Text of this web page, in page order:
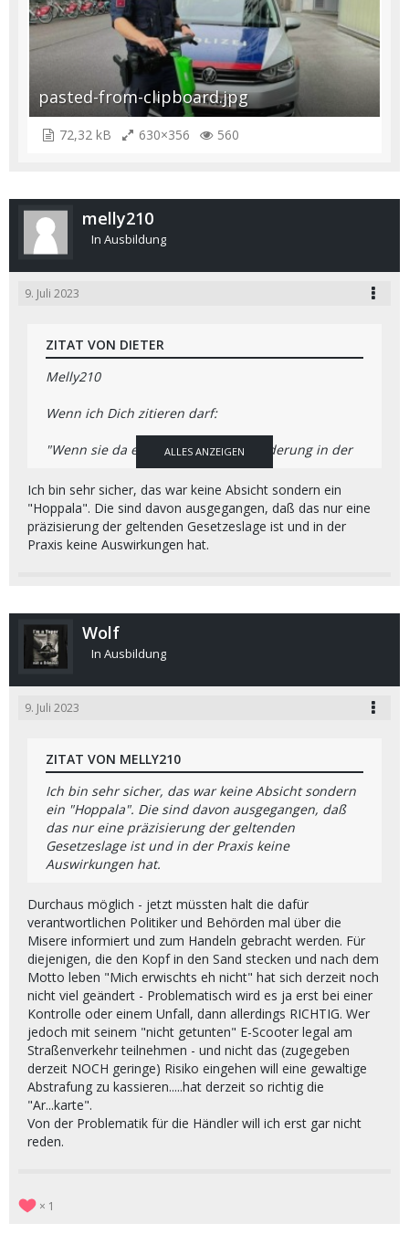
pasted-from-clipboard.jpg
72,32 kB 630×356 560
melly210
In Ausbildung
9. Juli 2023
ZITAT VON DIETER
Melly210
Wenn ich Dich zitieren darf:
"Wenn sie da eine fundamentale Änderung in der
Rechtsauslegung machen wollen, braucht das
entsprechende Ankündigungen, Vorlaufzeiten und
Übergangsfristen."
Und auch Mehrheitsrechtliche Beschlüsse!
So macht man keine Gesetze und gibt die an die
"Dusas" weiter.
Aber all meine Kontakte werde ich diesbezüglich
befragen.
LG
ALLES ANZEIGEN
Ich bin sehr sicher, das war keine Absicht sondern ein
"Hoppala". Die sind davon ausgegangen, daß das nur eine
präzisierung der geltenden Gesetzeslage ist und in der
Praxis keine Auswirkungen hat.
Wolf
In Ausbildung
9. Juli 2023
ZITAT VON MELLY210
Ich bin sehr sicher, das war keine Absicht sondern
ein "Hoppala". Die sind davon ausgegangen, daß
das nur eine präzisierung der geltenden
Gesetzeslage ist und in der Praxis keine
Auswirkungen hat.
Durchaus möglich - jetzt müssten halt die dafür
verantwortlichen Politiker und Behörden mal über die
Misere informiert und zum Handeln gebracht werden. Für
diejenigen, die den Kopf in den Sand stecken und nach dem
Motto leben "Mich erwischts eh nicht" hat sich derzeit noch
nicht viel geändert - Problematisch wird es ja erst bei einer
Kontrolle oder einem Unfall, dann allerdings RICHTIG. Wer
jedoch mit seinem "nicht getunten" E-Scooter legal am
Straßenverkehr teilnehmen - und nicht das (zugegeben
derzeit NOCH geringe) Risiko eingehen will eine gewaltige
Abstrafung zu kassieren.....hat derzeit so richtig die
"Ar...karte".
Von der Problematik für die Händler will ich erst gar nicht
reden.
1